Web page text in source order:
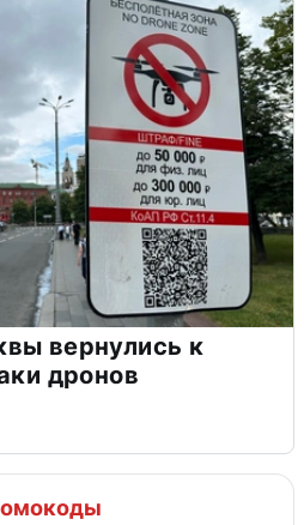
вернулись к
дронов